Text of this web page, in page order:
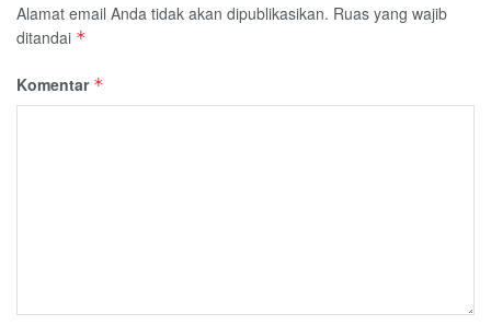
Alamat email Anda tidak akan dipublikasikan. Ruas yang wajib
ditandai *
Komentar *